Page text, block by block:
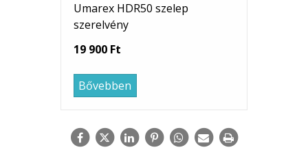
Umarex HDR50 szelep
szerelvény
19 900 Ft
Bővebben